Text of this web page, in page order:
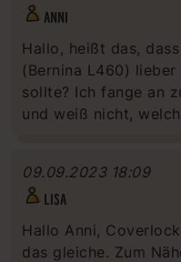
ANNI
Hallo, heißt das,
(Bernina L460)
sollte? Ich fange an
und weiß nicht,
LISA
09.09.2023 18:09
Hallo Anni,
das gleiche. Zum